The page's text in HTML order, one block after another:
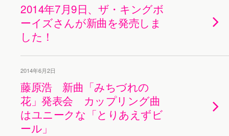
2014年7月9日、ザ・キングボ
ーイズさんが新曲を発売しま
した！
2014年6月2日
藤原浩 新曲「みちづれの
花」発表会 カップリング曲
はユニークな「とりあえずビ
ール」